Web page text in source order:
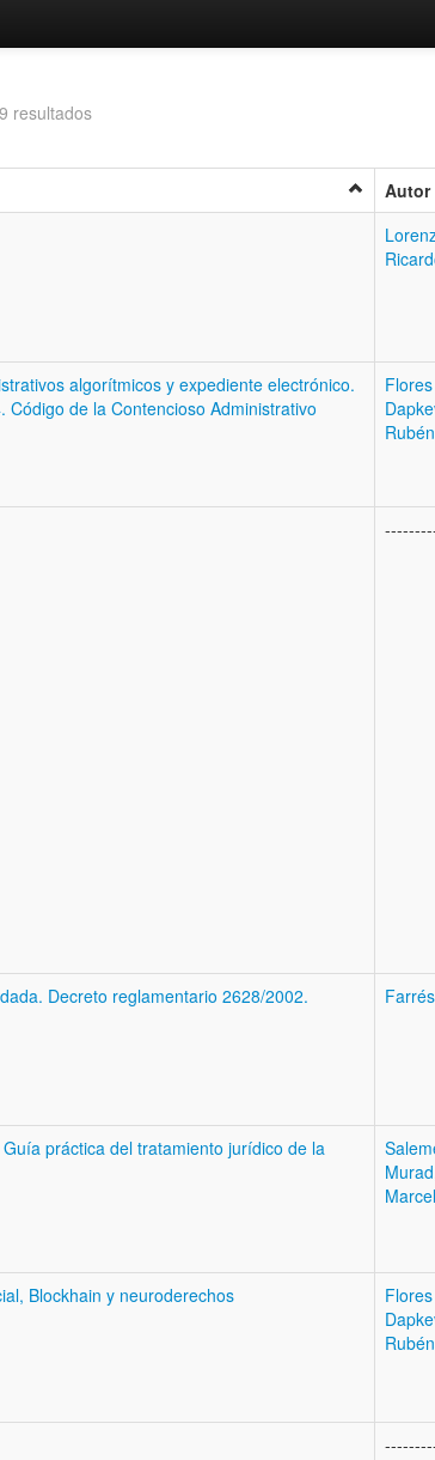
resultados
Autor
algorítmicos y expediente electrónico.
de la Contencioso Administrativo
Flores
Rubén
Decreto reglamentario 2628/2002.
práctica del tratamiento jurídico de la
Blockhain y neuroderechos
Flores
Rubén